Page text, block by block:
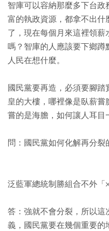
智庫可以容納那麼多下台
富的執政資源，都拿不出
了，現在每個月來這裡領
嗎？智庫的人應該要下鄉
人民在想什麼。
國民黨要再造，必須要腳
皇的大樓，哪裡像是臥薪嘗
嘗的是海膽，如何讓人耳目
問：國民黨如何化解再分裂
泛藍軍總統制勝組合不外「
答：強就不會分裂，所以
義，國民黨要在幾個重要